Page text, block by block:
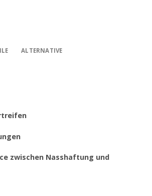
ALTERNATIVE
zwischen Nasshaftung und